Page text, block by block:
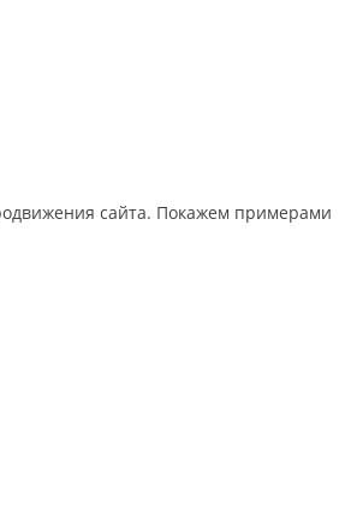
сайта. Покажем примерами